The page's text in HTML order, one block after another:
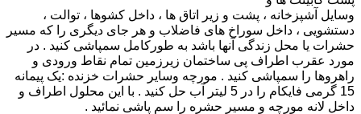
وسایل آشپزخانه ، پشت و زیر اتاق ها ، داخل کشوها ، توالت ،
دستشویی ، داخل سوراخ های فاضلاب و هر جای دیگری را که مسیر
حشرات یا محل زندگی آنها باشد به طورکامل سمپاشی کنید . در
مورد عقرب اطراف پی ساختمان زیرزمین تمام نقاط ورودی و
راهروها را سمپاشی کنید . مورچه وسایر حشرات خزنده :یک پیمانه
15 گرمی فایکام را در 5 لیتر آب حل کنید . با این محلول اطراف و
داخل لانه مورچه و مسیر حشره را سم پاشی نمائید .